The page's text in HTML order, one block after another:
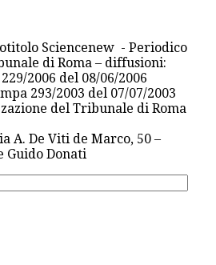
Sciencenew - Periodico
di Roma – diffusioni:
2006 del 08/06/2006
293/2003 del 07/07/2003
del Tribunale di Roma
A. De Viti de Marco, 50 –
Guido Donati